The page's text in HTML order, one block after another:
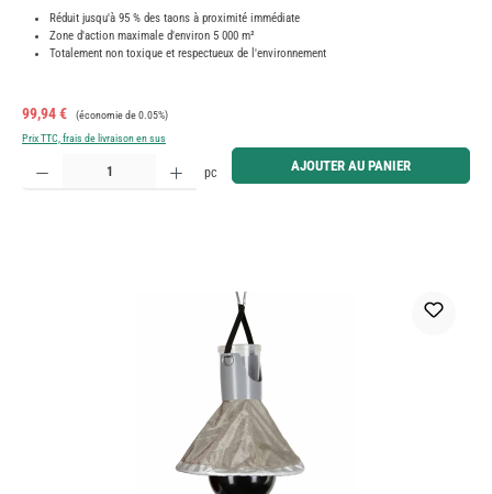
Réduit jusqu'à 95 % des taons à proximité immédiate
Zone d'action maximale d'environ 5 000 m²
Totalement non toxique et respectueux de l'environnement
Prix de vente :
99,94 € Prix régulier :
(économie de 0.05%)
Prix TTC, frais de livraison en sus
Quantité de produit : Entrez la quantité souhaitée ou utilisez les boutons pour augmenter ou
pc AJOUTER AU PANIER